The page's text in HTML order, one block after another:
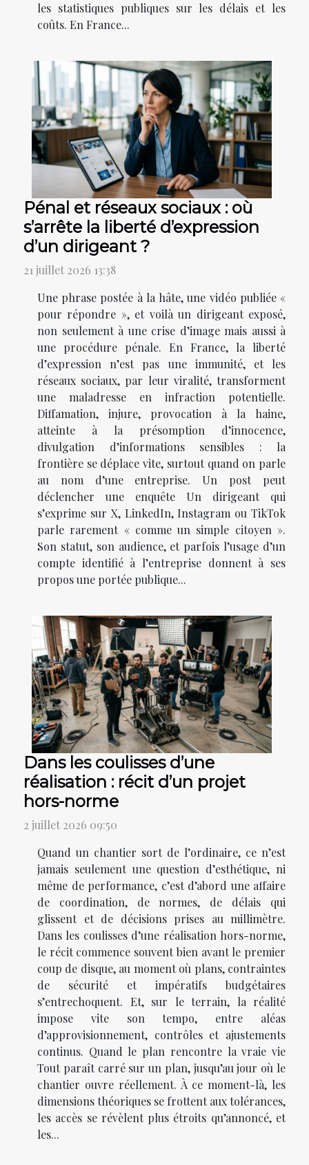
les statistiques publiques sur les délais et les
coûts. En France...
Pénal et réseaux sociaux : où
s’arrête la liberté d’expression
d’un dirigeant ?
21 juillet 2026 13:38
Une phrase postée à la hâte, une vidéo publiée «
pour répondre », et voilà un dirigeant exposé,
non seulement à une crise d’image mais aussi à
une procédure pénale. En France, la liberté
d’expression n’est pas une immunité, et les
réseaux sociaux, par leur viralité, transforment
une maladresse en infraction potentielle.
Diffamation, injure, provocation à la haine,
atteinte à la présomption d’innocence,
divulgation d’informations sensibles : la
frontière se déplace vite, surtout quand on parle
au nom d’une entreprise. Un post peut
déclencher une enquête Un dirigeant qui
s’exprime sur X, LinkedIn, Instagram ou TikTok
parle rarement « comme un simple citoyen ».
Son statut, son audience, et parfois l’usage d’un
compte identifié à l’entreprise donnent à ses
propos une portée publique...
Dans les coulisses d’une
réalisation : récit d’un projet
hors-norme
2 juillet 2026 09:50
Quand un chantier sort de l’ordinaire, ce n’est
jamais seulement une question d’esthétique, ni
même de performance, c’est d’abord une affaire
de coordination, de normes, de délais qui
glissent et de décisions prises au millimètre.
Dans les coulisses d’une réalisation hors-norme,
le récit commence souvent bien avant le premier
coup de disque, au moment où plans, contraintes
de sécurité et impératifs budgétaires
s’entrechoquent. Et, sur le terrain, la réalité
impose vite son tempo, entre aléas
d’approvisionnement, contrôles et ajustements
continus. Quand le plan rencontre la vraie vie
Tout paraît carré sur un plan, jusqu’au jour où le
chantier ouvre réellement. À ce moment-là, les
dimensions théoriques se frottent aux tolérances,
les accès se révèlent plus étroits qu’annoncé, et
les...